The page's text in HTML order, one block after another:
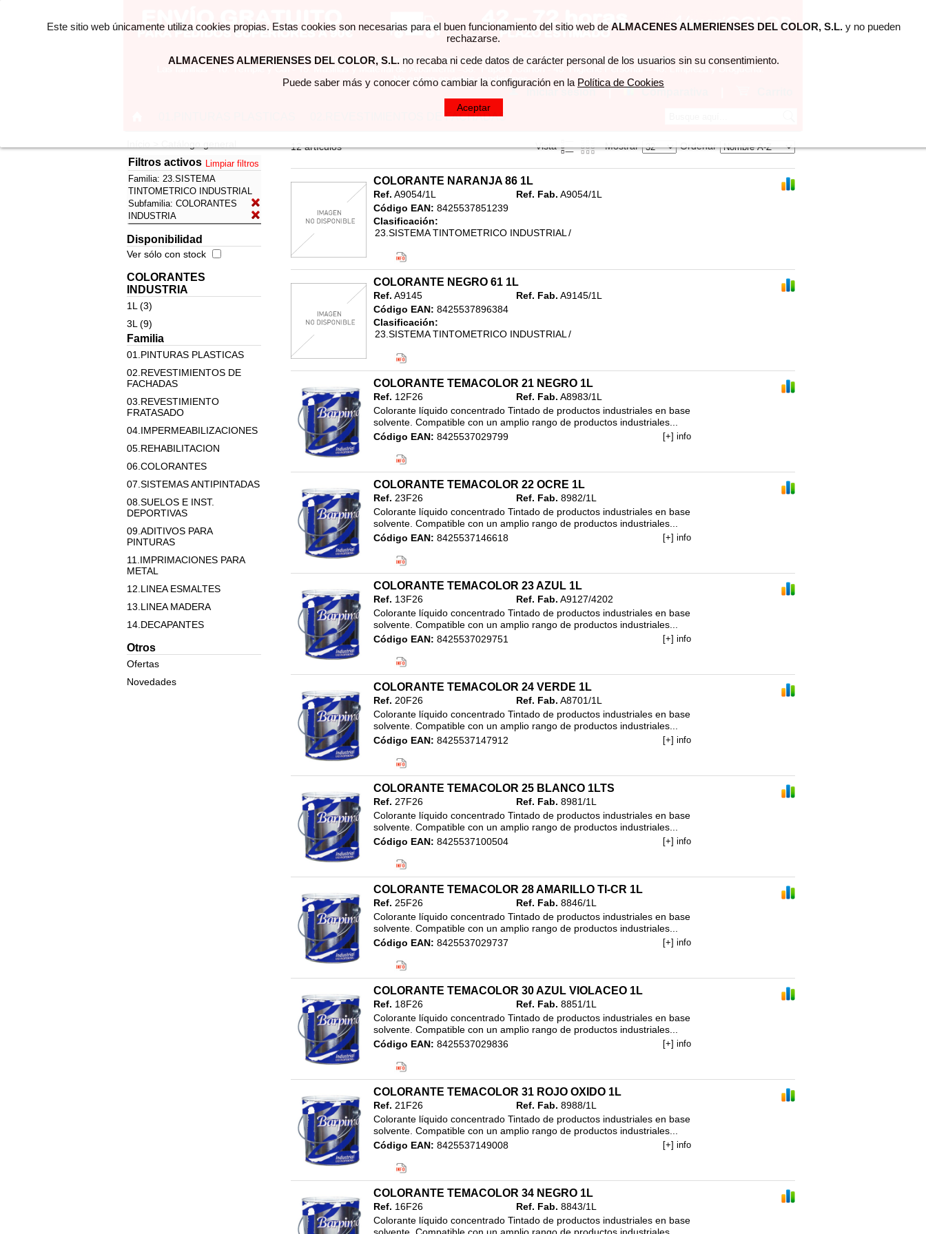
02.REVESTIMIENTOS DE FACHADAS
Filtros activos Limpiar filtros
Familia: 23.SISTEMA
TINTOMETRICO INDUSTRIAL
Subfamilia: COLORANTES
INDUSTRIA
Disponibilidad
Ver sólo con stock
COLORANTES
INDUSTRIA
1L (3)
3L (9)
Familia
01.PINTURAS PLASTICAS
02.REVESTIMIENTOS DE
FACHADAS
03.REVESTIMIENTO
FRATASADO
04.IMPERMEABILIZACIONES
05.REHABILITACION
06.COLORANTES
07.SISTEMAS ANTIPINTADAS
08.SUELOS E INST.
DEPORTIVAS
09.ADITIVOS PARA
PINTURAS
11.IMPRIMACIONES PARA
METAL
12.LINEA ESMALTES
13.LINEA MADERA
14.DECAPANTES
15 MASILLAS Y MATERIAL
ALBAÑILERIA
Otros
Ofertas
Novedades
Ordenar
Mostrar
Vista
12 artículos
COLORANTE NARANJA 86 1L
Ref. A9054/1L Ref. Fab. A9054/1L
Código EAN: 8425537851239
Clasificación:
23.SISTEMA TINTOMETRICO INDUSTRIAL /
COLORANTE NEGRO 61 1L
Ref. A9145 Ref. Fab. A9145/1L
Código EAN: 8425537896384
Clasificación:
23.SISTEMA TINTOMETRICO INDUSTRIAL /
COLORANTE TEMACOLOR 21 NEGRO 1L
Ref. 12F26 Ref. Fab. A8983/1L
Colorante líquido concentrado Tintado de productos industriales en base
solvente. Compatible con un amplio rango de productos industriales...
Código EAN: 8425537029799
23.SISTEMA TINTOMETRICO INDUSTRIAL
COLORANTES INDUSTRIA/1L
[+] info
COLORANTE TEMACOLOR 22 OCRE 1L
Ref. 23F26 Ref. Fab. 8982/1L
Colorante líquido concentrado Tintado de productos industriales en base
solvente. Compatible con un amplio rango de productos industriales...
Código EAN: 8425537146618
23.SISTEMA TINTOMETRICO INDUSTRIAL
COLORANTES INDUSTRIA/3L
[+] info
COLORANTE TEMACOLOR 23 AZUL 1L
Ref. 13F26 Ref. Fab. A9127/4202
Colorante líquido concentrado Tintado de productos industriales en base
solvente. Compatible con un amplio rango de productos industriales...
Código EAN: 8425537029751
23.SISTEMA TINTOMETRICO INDUSTRIAL
COLORANTES INDUSTRIA/3L
[+] info
COLORANTE TEMACOLOR 24 VERDE 1L
Ref. 20F26 Ref. Fab. A8701/1L
Colorante líquido concentrado Tintado de productos industriales en base
solvente. Compatible con un amplio rango de productos industriales...
Código EAN: 8425537147912
23.SISTEMA TINTOMETRICO INDUSTRIAL
COLORANTES INDUSTRIA/3L
[+] info
COLORANTE TEMACOLOR 25 BLANCO 1LTS
Ref. 27F26 Ref. Fab. 8981/1L
Colorante líquido concentrado Tintado de productos industriales en base
solvente. Compatible con un amplio rango de productos industriales...
Código EAN: 8425537100504
23.SISTEMA TINTOMETRICO INDUSTRIAL
COLORANTES INDUSTRIA/3L
[+] info
COLORANTE TEMACOLOR 28 AMARILLO TI-CR 1L
Ref. 25F26 Ref. Fab. 8846/1L
Colorante líquido concentrado Tintado de productos industriales en base
solvente. Compatible con un amplio rango de productos industriales...
Código EAN: 8425537029737
23.SISTEMA TINTOMETRICO INDUSTRIAL
COLORANTES INDUSTRIA/3L
[+] info
COLORANTE TEMACOLOR 30 AZUL VIOLACEO 1L
Ref. 18F26 Ref. Fab. 8851/1L
Colorante líquido concentrado Tintado de productos industriales en base
solvente. Compatible con un amplio rango de productos industriales...
Código EAN: 8425537029836
23.SISTEMA TINTOMETRICO INDUSTRIAL
COLORANTES INDUSTRIA/3L
[+] info
COLORANTE TEMACOLOR 31 ROJO OXIDO 1L
Ref. 21F26 Ref. Fab. 8988/1L
Colorante líquido concentrado Tintado de productos industriales en base
solvente. Compatible con un amplio rango de productos industriales...
Código EAN: 8425537149008
23.SISTEMA TINTOMETRICO INDUSTRIAL
COLORANTES INDUSTRIA/3L
[+] info
COLORANTE TEMACOLOR 34 NEGRO 1L
Ref. 16F26 Ref. Fab. 8843/1L
Colorante líquido concentrado Tintado de productos industriales en base
Este sitio web únicamente utiliza cookies propias. Estas cookies son necesarias para el buen funcionamiento del sitio web de ALMACENES ALMERIENSES DEL COLOR, S.L.y no pueden
rechazarse.
ALMACENES ALMERIENSES DEL COLOR, S.L.no recaba ni cede datos de carácter personal de los usuarios sin su consentimiento.
Puede saber más y conocer cómo cambiar la configuración en la Política de Cookies
Aceptar